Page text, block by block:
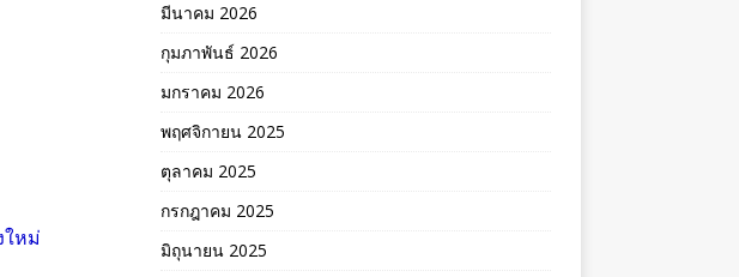
ใหม่
มีนาคม 2026
กุมภาพันธ์ 2026
มกราคม 2026
พฤศจิกายน 2025
ตุลาคม 2025
กรกฎาคม 2025
มิถุนายน 2025